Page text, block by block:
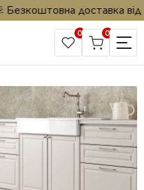
Безкоштовна доставка від
САЙТ КОМПАНІЇ
0 0